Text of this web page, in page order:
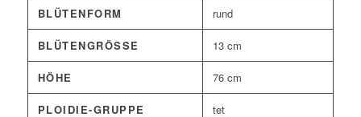
BLÜTENFORM rund
BLÜTENGRÖSSE 13 cm
HÖHE 76 cm
PLOIDIE-GRUPPE tet